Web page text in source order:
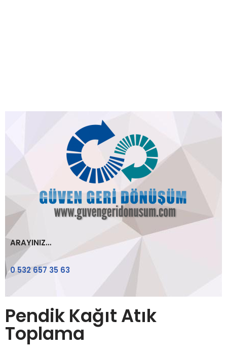
ARAYINIZ…
0 532 657 35 63
Pendik Kağıt Atık
Toplama